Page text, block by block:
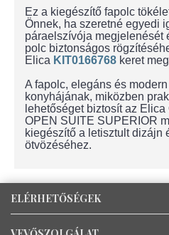
Ez a kiegészítő fapolc
Önnek, ha szeretné egyedi
páraelszívója megjelenését
polc biztonságos
Elica KIT0166768 keret
A fapolc, elegáns és
konyhájának, miközben
lehetőséget biztosít az
OPEN SUITE SUPERIOR
kiegészítő a letisztult dizájn
ötvözéséhez.
ELÉRHETŐSÉGEK